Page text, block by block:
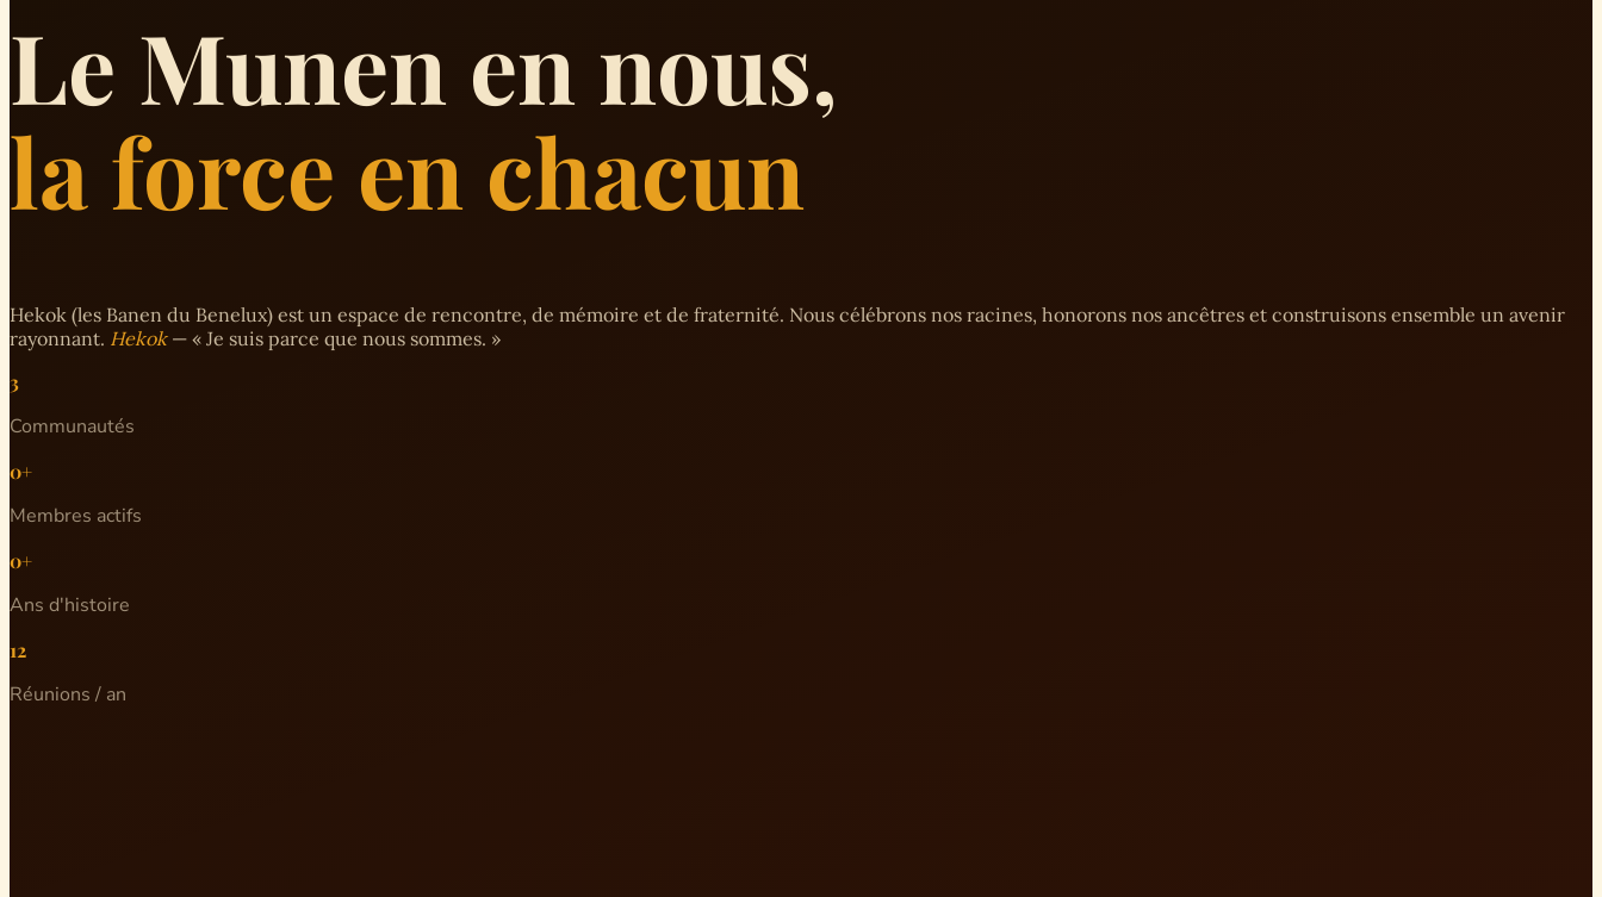
Le Munen en nous,
la force en chacun
Hekok (les Banen du Benelux) est un espace de rencontre, de mémoire et de fraternité. Nous célébrons nos racines, honorons nos ancêtres et construisons ensemble un avenir
rayonnant. Hekok— « Je suis parce que nous sommes. »
3
Communautés
0+
Membres actifs
0+
Ans d'histoire
12
Réunions / an